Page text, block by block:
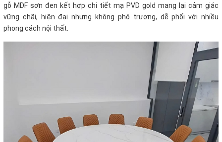
gỗ MDF sơn đen kết hợp chi tiết mạ PVD gold mang lại cảm giác
vững chãi, hiện đại nhưng không phô trương, dễ phối với nhiều
phong cách nội thất.